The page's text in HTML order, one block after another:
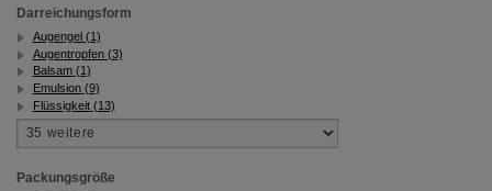
Darreichungsform
Augengel (1)
Augentropfen (3)
Balsam (1)
Emulsion (9)
Flüssigkeit (13)
Packungsgröße